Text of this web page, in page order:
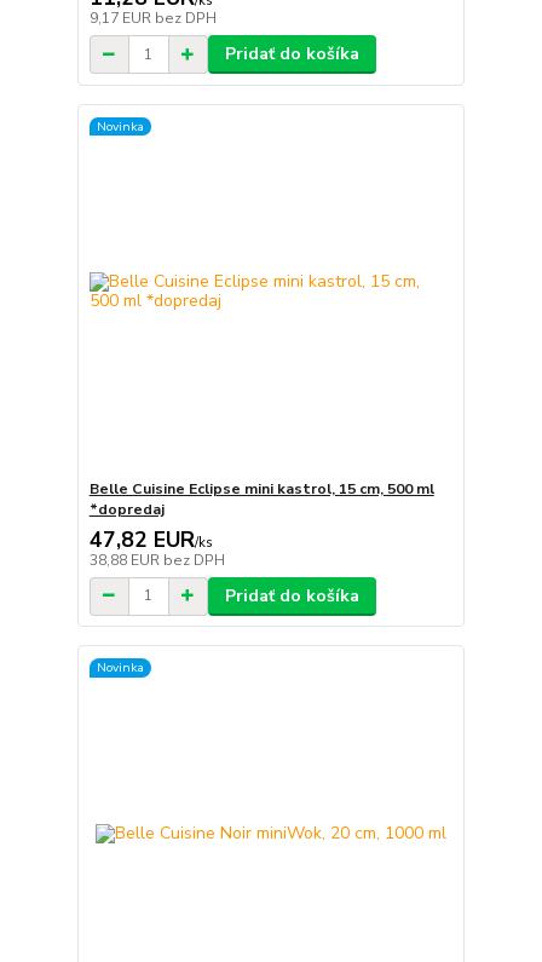
9,17 EUR bez DPH
Pridať do košíka
Novinka
Belle Cuisine Eclipse mini kastrol, 15 cm, 500 ml
*dopredaj
47,82 EUR/ks
38,88 EUR bez DPH
Pridať do košíka
Novinka